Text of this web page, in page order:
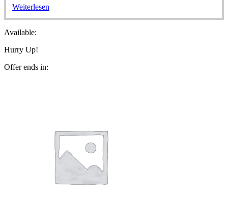
Weiterlesen
Available:
Hurry Up!
Offer ends in: